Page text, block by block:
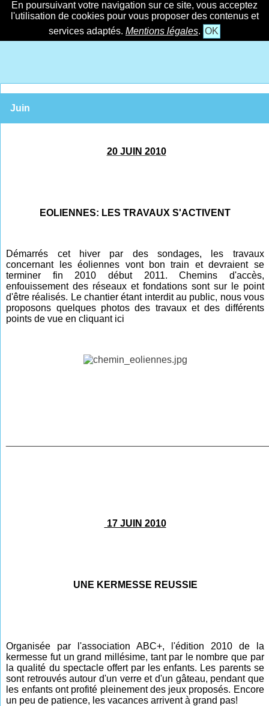
En poursuivant votre navigation sur ce site, vous acceptez
l'utilisation de cookies pour vous proposer des contenus et
services adaptés. Mentions légales. OK
Juin
20 JUIN 2010
EOLIENNES: LES TRAVAUX S'ACTIVENT
Démarrés cet hiver par des sondages, les travaux
concernant les éoliennes vont bon train et devraient se
terminer fin 2010 début 2011. Chemins d'accès,
enfouissement des réseaux et fondations sont sur le point
d'être réalisés. Le chantier étant interdit au public, nous vous
proposons quelques photos des travaux et des différents
points de vue en cliquant ici
17 JUIN 2010
UNE KERMESSE REUSSIE
Organisée par l'association ABC+, l'édition 2010 de la
kermesse fut un grand millésime, tant par le nombre que par
la qualité du spectacle offert par les enfants. Les parents se
sont retrouvés autour d'un verre et d'un gâteau, pendant que
les enfants ont profité pleinement des jeux proposés. Encore
un peu de patience, les vacances arrivent à grand pas!